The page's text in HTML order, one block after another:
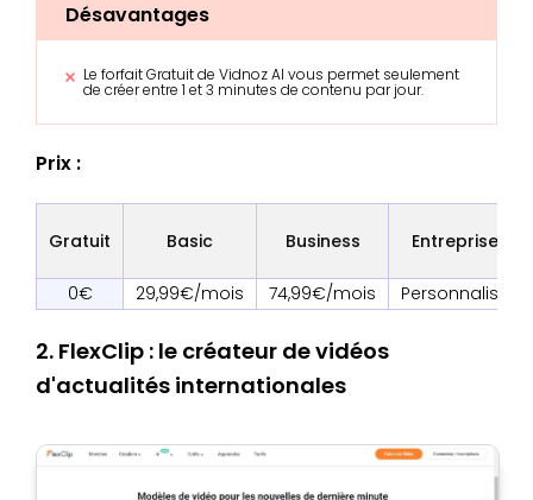
Désavantages
Le forfait Gratuit de Vidnoz AI vous permet seulement
de créer entre 1 et 3 minutes de contenu par jour.
Prix :
Gratuit Basic Business Entreprise
0€ 29,99€/mois 74,99€/mois Personnalisé
2. FlexClip : le créateur de vidéos
d'actualités internationales